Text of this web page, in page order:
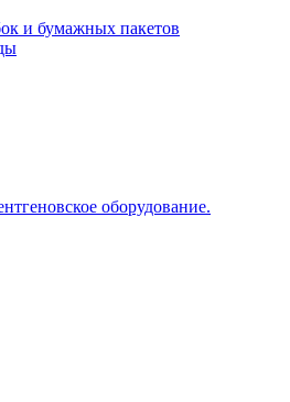
и бумажных пакетов
оборудование.